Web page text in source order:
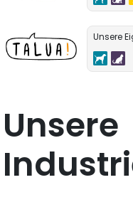
Unsere
Unsere